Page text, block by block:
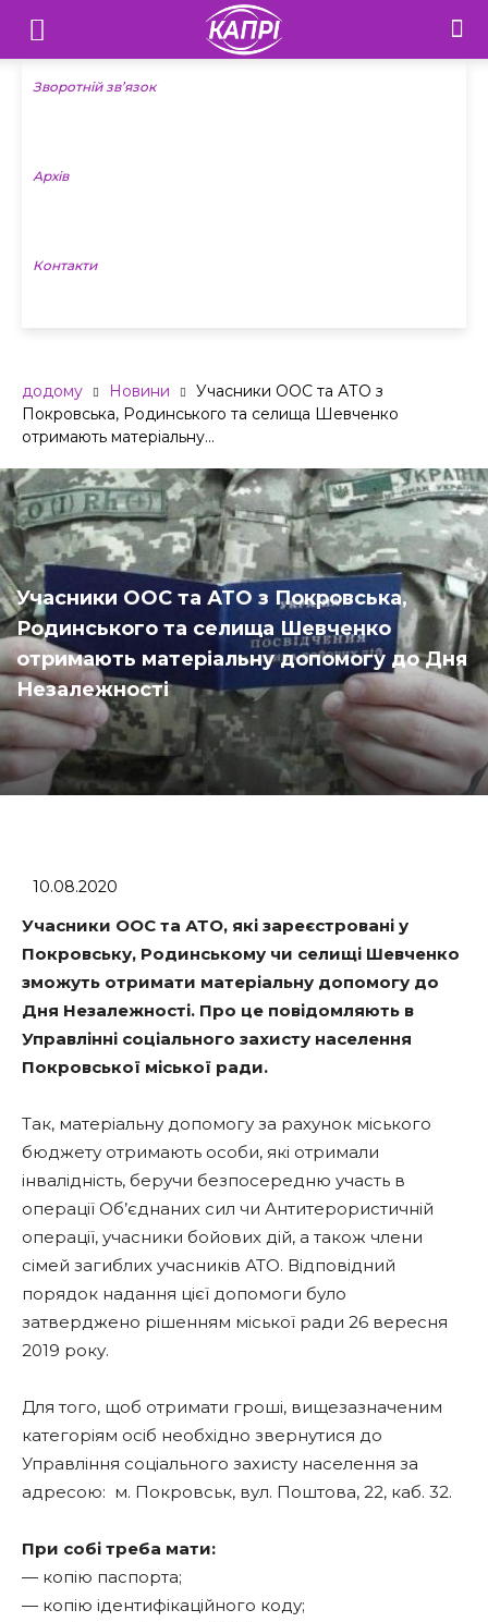
Телебачення
«Капрі»
Новини
Зворотній зв’язок
Архів
Контакти
додому Новини
Учасники ООС та АТО з
Покровська, Родинського та селища Шевченко
отримають матеріальну...
Учасники ООС та АТО з Покровська,
Родинського та селища Шевченко
отримають матеріальну допомогу до Дня
Незалежності
10.08.2020
Учасники ООС та АТО, які зареєстровані у
Покровську, Родинському чи селищі Шевченко
зможуть отримати матеріальну допомогу до
Дня Незалежності. Про це повідомляють в
Управлінні соціального захисту населення
Покровської міської ради.
Так, матеріальну допомогу за рахунок міського
бюджету отримають особи, які отримали
інвалідність, беручи безпосередню участь в
операції Об’єднаних сил чи Антитерористичній
операції, учасники бойових дій, а також члени
сімей загиблих учасників АТО. Відповідний
порядок надання цієї допомоги було
затверджено рішенням міської ради 26 вересня
2019 року.
Для того, щоб отримати гроші, вищезазначеним
категоріям осіб необхідно звернутися до
Управління соціального захисту населення за
адресою: м. Покровськ, вул. Поштова, 22, каб. 32.
При собі треба мати:
— копію паспорта;
— копію ідентифікаційного коду;